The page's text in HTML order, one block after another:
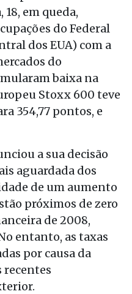
em queda,
do Federal
dos EUA) com a
do
baixa na
Stoxx 600 teve
354,77 pontos, e
a sua decisão
aguardada dos
de um aumento
próximos de zero
de 2008,
entanto, as taxas
por causa da
recentes